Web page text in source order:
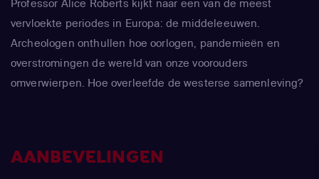
Professor Alice Roberts kijkt naar een van de meest
vervloekte periodes in Europa: de middeleeuwen.
Archeologen onthullen hoe oorlogen, pandemieën en
overstromingen de wereld van onze voorouders
omverwierpen. Hoe overleefde de westerse samenleving?
AANBEVELINGEN